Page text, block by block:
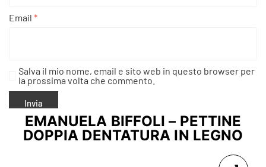
Email *
Salva il mio nome, email e sito web in questo browser per
la prossima volta che commento.
EMANUELA BIFFOLI – PETTINE
DOPPIA DENTATURA IN LEGNO